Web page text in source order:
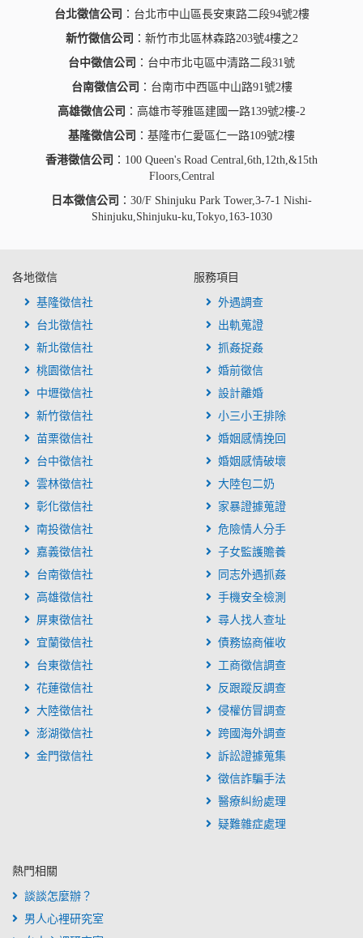
台北徵信公司 ：台北市中山區長安東路二段94號2樓
新竹徵信公司 ：新竹市北區林森路203號4樓之2
台中徵信公司 ：台中市北屯區中清路二段31號
台南徵信公司 ：台南市中西區中山路91號2樓
高雄徵信公司 ：高雄市苓雅區建國一路139號2樓-2
基隆徵信公司 ：基隆市仁愛區仁一路109號2樓
香港徵信公司 ：100 Queen's Road Central,6th,12th,&15th
Floors,Central
日本徵信公司 ：30/F Shinjuku Park Tower,3-7-1 Nishi-
Shinjuku,Shinjuku-ku,Tokyo,163-1030
各地徵信
基隆徵信社
台北徵信社
新北徵信社
桃園徵信社
中壢徵信社
新竹徵信社
苗栗徵信社
台中徵信社
雲林徵信社
彰化徵信社
南投徵信社
嘉義徵信社
台南徵信社
高雄徵信社
屏東徵信社
宜蘭徵信社
台東徵信社
花蓮徵信社
大陸徵信社
澎湖徵信社
金門徵信社
服務項目
外遇調查
出軌蒐證
抓姦捉姦
婚前徵信
設計離婚
小三小王排除
婚姻感情挽回
婚姻感情破壞
大陸包二奶
家暴證據蒐證
危險情人分手
子女監護贍養
同志外遇抓姦
手機安全檢測
尋人找人查址
債務協商催收
工商徵信調查
反跟蹤反調查
侵權仿冒調查
跨國海外調查
訴訟證據蒐集
徵信詐騙手法
醫療糾紛處理
疑難雜症處理
熱門相關
談談怎麼辦？
男人心裡研究室